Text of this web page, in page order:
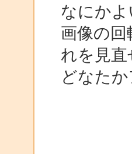
なにか
画像の回
れを見
どなた